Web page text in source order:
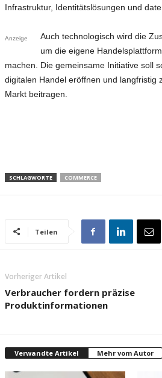
Infrastruktur, Identitätslösungen und
Anzeige
Auch technologisch wird die
um die eigene
machen. Die gemeinsame Initiative soll
digitalen Handel eröffnen und langfristig
Markt beitragen.
SCHLAGWORTE COMMERCE
Teilen
Vorheriger Artikel
Verbraucher fordern präzise
Produktinformationen
Verwandte Artikel Mehr vom Autor